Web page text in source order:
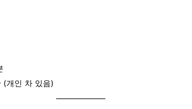
개인 차 있음)